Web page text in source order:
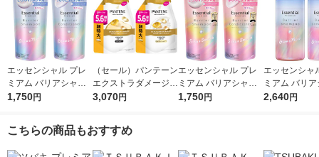
エッセンシャル プレ
ミアム バリアシャン
プー + コンディショ
1,750円
（セール）パンテーン
エクストラダメージリ
ペア シャンプー + コ
G
3,070円
エッセンシャル プレ
ミアム バリアシャン
プー + コンディショ
1,750円
エッセンシャ
ミアム バリ
プー + コンデ
2,640円
こちらの商品もおすすめ